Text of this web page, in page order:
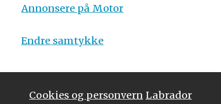
Annonsere på Motor
Endre samtykke
Cookies og personvern Labrador